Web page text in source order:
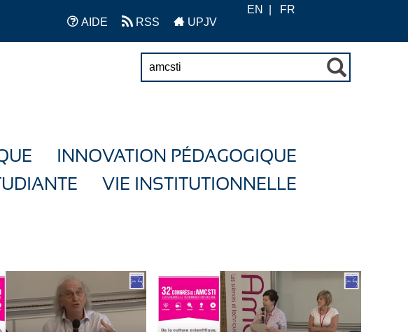
AIDE RSS UPJV
EN FR
INNOVATION PÉDAGOGIQUE
VIE INSTITUTIONNELLE